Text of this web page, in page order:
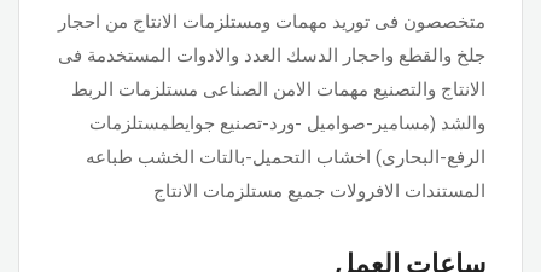
متخصصون فى توريد مهمات ومستلزمات الانتاج من احجار
جلخ والقطع واحجار الدسك العدد والادوات المستخدمة فى
الانتاج والتصنيع مهمات الامن الصناعى مستلزمات الربط
والشد (مسامير-صواميل -ورد-تصنيع جوايطمستلزمات
الرفع-البحارى) اخشاب التحميل-بالتات الخشب طباعه
المستندات الافرولات جميع مستلزمات الانتاج
ساعات العمل